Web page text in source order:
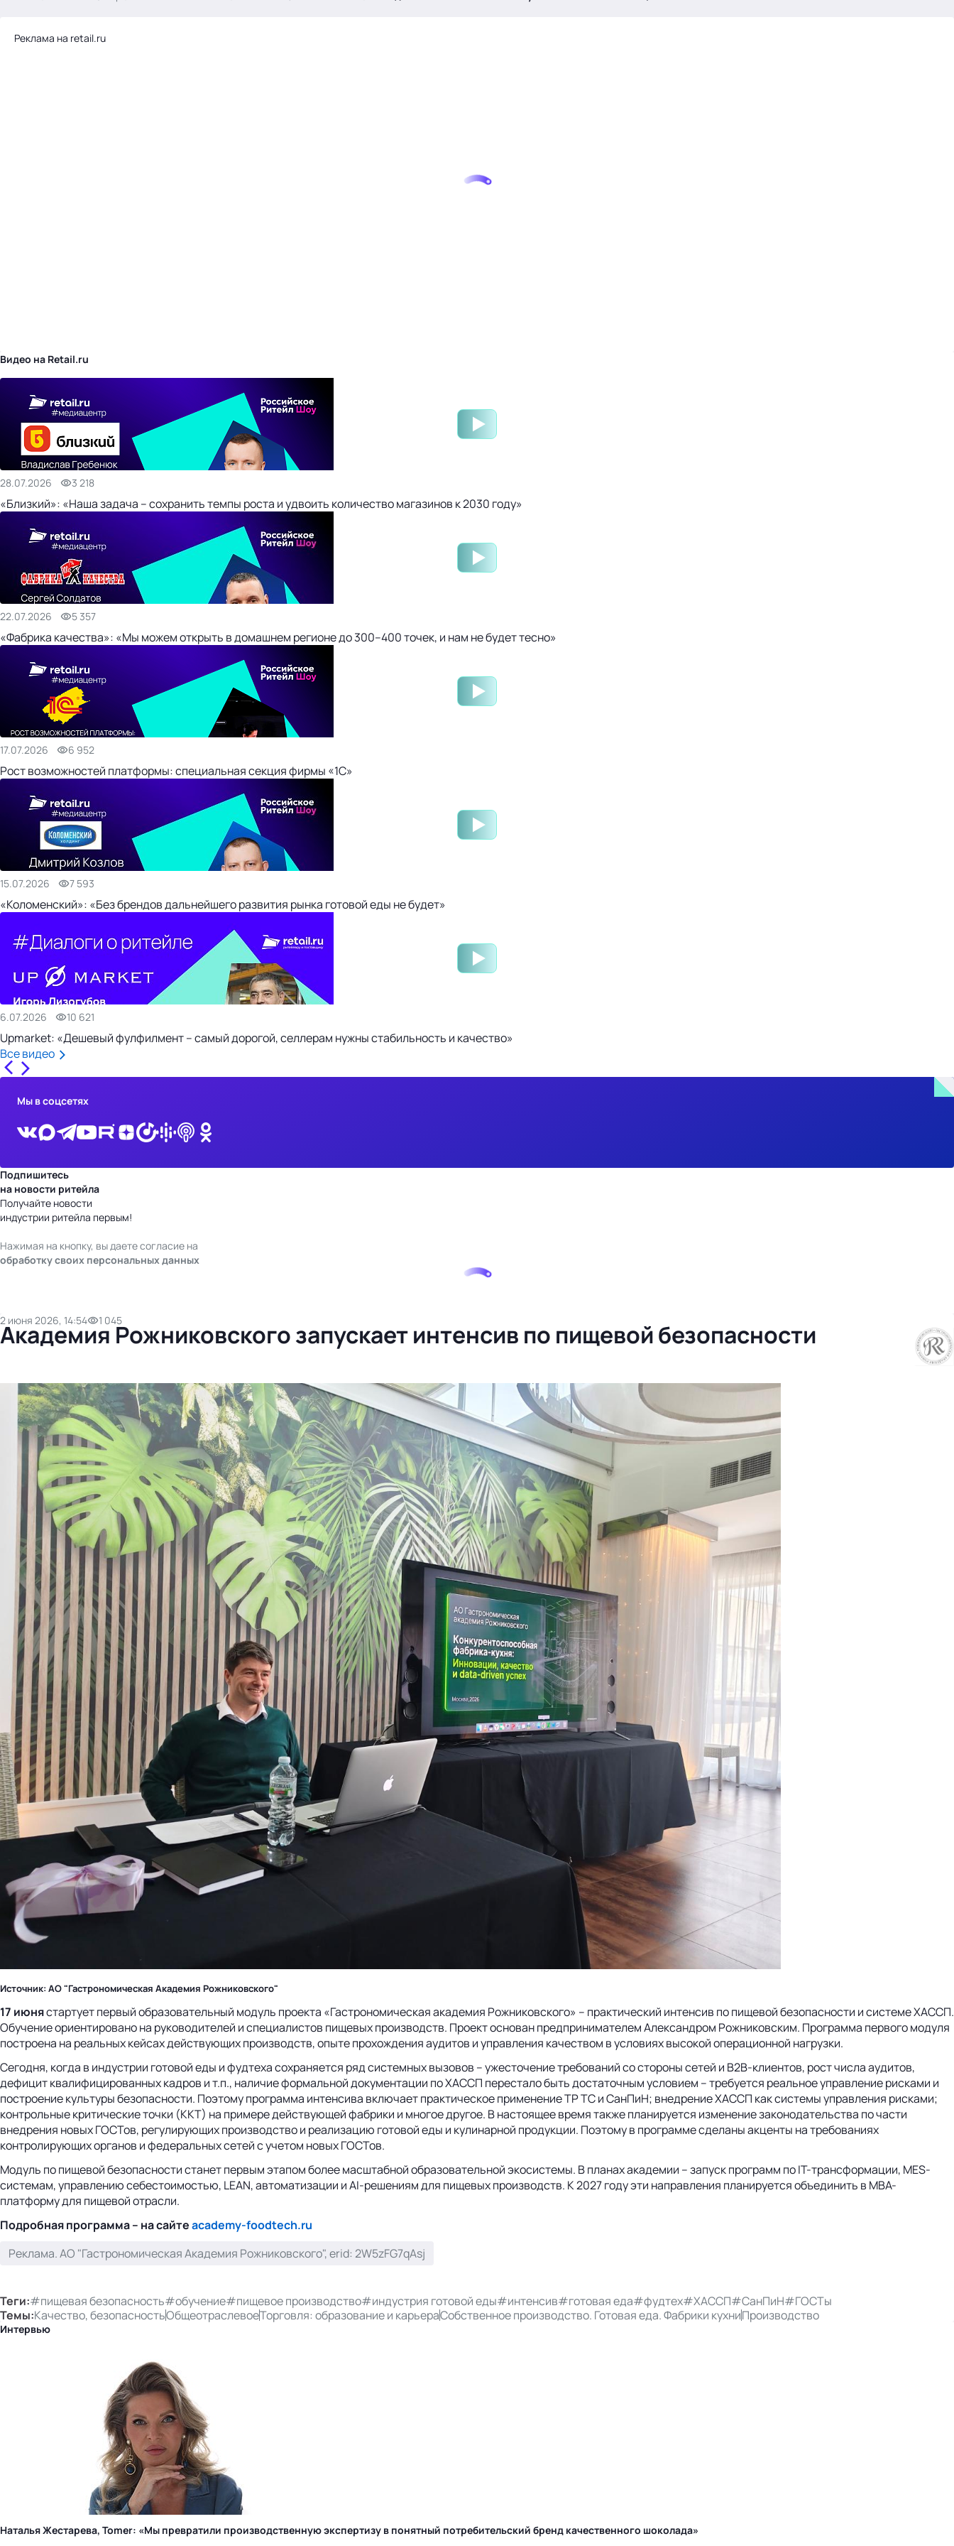
Реклама на retail.ru
Видео на Retail.ru
28.07.2026 3 218
«Близкий»: «Наша задача – сохранить темпы роста и удвоить количество магазинов к 2030 году»
22.07.2026 5 357
«Фабрика качества»: «Мы можем открыть в домашнем регионе до 300–400 точек, и нам не будет тесно»
17.07.2026 6 952
Рост возможностей платформы: специальная секция фирмы «1С»
15.07.2026 7 593
«Коломенский»: «Без брендов дальнейшего развития рынка готовой еды не будет»
6.07.2026 10 621
Upmarket: «Дешевый фулфилмент – самый дорогой, селлерам нужны стабильность и качество»
Все видео
Мы в соцсетях
Подпишитесь
на новости ритейла
Получайте новости
индустрии ритейла первым!
Нажимая на кнопку, вы даете согласие на
обработку своих персональных данных
2 июня 2026, 14:54 1 045
Академия Рожниковского запускает интенсив по пищевой безопасности
Источник: АО "Гастрономическая Академия Рожниковского"
17 июнястартует первый образовательный модуль проекта «Гастрономическая академия Рожниковского» – практический интенсив по пищевой безопасности и системе ХАССП.
Обучение ориентировано на руководителей и специалистов пищевых производств. Проект основан предпринимателем Александром Рожниковским. Программа первого модуля
построена на реальных кейсах действующих производств, опыте прохождения аудитов и управления качеством в условиях высокой операционной нагрузки.
Сегодня, когда в индустрии готовой еды и фудтеха сохраняется ряд системных вызовов – ужесточение требований со стороны сетей и B2B-клиентов, рост числа аудитов,
дефицит квалифицированных кадров и т.п., наличие формальной документации по ХАССП перестало быть достаточным условием – требуется реальное управление рисками и
построение культуры безопасности. Поэтому программа интенсива включает практическое применение ТР ТС и СанПиН; внедрение ХАССП как системы управления рисками;
контрольные критические точки (ККТ) на примере действующей фабрики и многое другое. В настоящее время также планируется изменение законодательства по части
внедрения новых ГОСТов, регулирующих производство и реализацию готовой еды и кулинарной продукции. Поэтому в программе сделаны акценты на требованиях
контролирующих органов и федеральных сетей с учетом новых ГОСТов.
Модуль по пищевой безопасности станет первым этапом более масштабной образовательной экосистемы. В планах академии – запуск программ по IT-трансформации, MES-
системам, управлению себестоимостью, LEAN, автоматизации и AI-решениям для пищевых производств. К 2027 году эти направления планируется объединить в MBA-
платформу для пищевой отрасли.
Подробная программа – на сайтеacademy-foodtech.ru
Реклама. АО "Гастрономическая Академия Рожниковского", erid: 2W5zFG7qAsj
Теги:#пищевая безопасность#обучение#пищевое производство#индустрия готовой еды#интенсив#готовая еда#фудтех#ХАССП#СанПиН#ГОСТы
Темы:Качество, безопасностьОбщеотраслевоеТорговля: образование и карьераСобственное производство. Готовая еда. Фабрики кухниПроизводство
Интервью
Наталья Жестарева, Tomer: «Мы превратили производственную экспертизу в понятный потребительский бренд качественного шоколада»